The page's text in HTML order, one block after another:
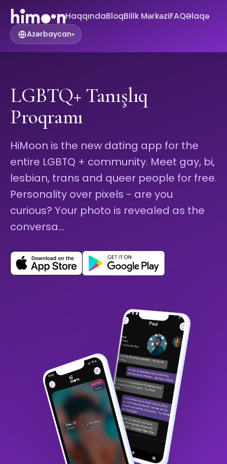
HaqqındaBloqBilik MərkəziFAQƏlaqə
Azərbaycan▾
LGBTQ+ Tanışlıq
Proqramı
HiMoon is the new dating app for the
entire LGBTQ + community. Meet gay, bi,
lesbian, trans and queer people for free.
Personality over pixels - are you
curious? Your photo is revealed as the
conversa…